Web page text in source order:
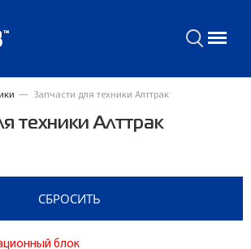
— Запчасти для техники Алттрак
техники Алттрак
блок